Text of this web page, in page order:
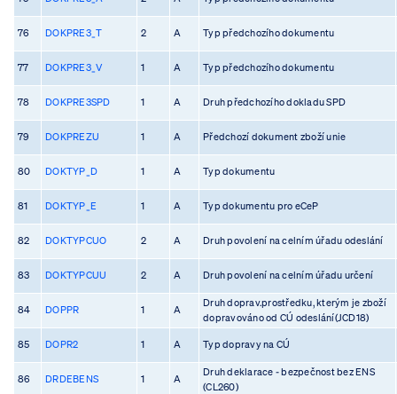
76 DOKPRE3_T 2 A Typ předchozího dokumentu
77 DOKPRE3_V 1 A Typ předchozího dokumentu
78 DOKPRE3SPD 1 A Druh předchozího dokladu SPD
79 DOKPREZU 1 A Předchozí dokument zboží unie
80 DOKTYP_D 1 A Typ dokumentu
81 DOKTYP_E 1 A Typ dokumentu pro eCeP
82 DOKTYPCUO 2 A Druh povolení na celním úřadu odeslání
83 DOKTYPCUU 2 A Druh povolení na celním úřadu určení
84 DOPPR 1 A
Druh doprav.prostředku, kterým je zboží
dopravováno od CÚ odeslání(JCD18)
85 DOPR2 1 A Typ dopravy na CÚ
86 DRDEBENS 1 A
Druh deklarace - bezpečnost bez ENS
(CL260)